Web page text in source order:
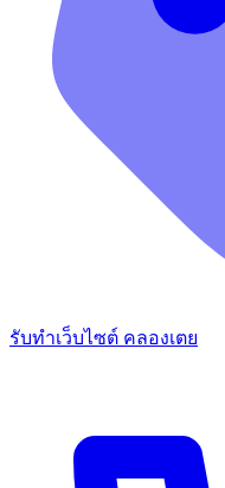
รับทำเว็บไซต์ คลองเตย